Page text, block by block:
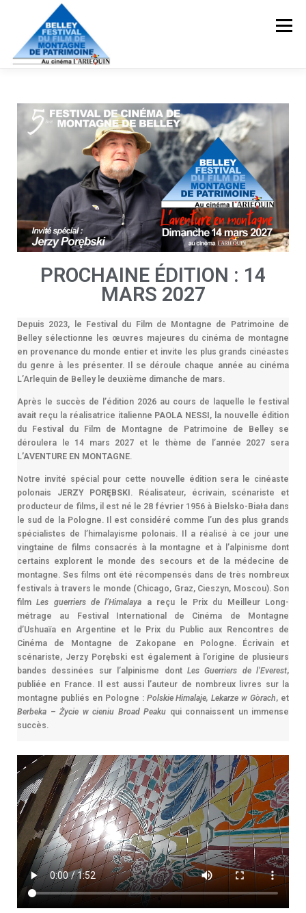
Menu
LES INVITÉS ARCHIVES LE CINÉMA L’ARLEQUIN
NOS PARTENAIRES CONTACT
PROCHAINE ÉDITION : 14
MARS 2027
Depuis 2023, le Festival du Film de Montagne de Patrimoine de
Belley sélectionne les œuvres majeures du cinéma de montagne
en provenance du monde entier et invite les plus grands cinéastes
du genre à les présenter. Il se déroule chaque année au cinéma
L’Arlequin de Belley le deuxième dimanche de mars.
Après le succès de l’édition 2026 au cours de laquelle le festival
avait reçu la réalisatrice italienne PAOLA NESSI, la nouvelle édition
du Festival du Film de Montagne de Patrimoine de Belley se
déroulera le 14 mars 2027 et le thème de l’année 2027 sera
L’AVENTURE EN MONTAGNE.
Notre invité spécial pour cette nouvelle édition sera le cinéaste
polonais JERZY PORĘBSKI. Réalisateur, écrivain, scénariste et
producteur de films, il est né le 28 février 1956 à Bielsko-Biała dans
le sud de la Pologne. Il est considéré comme l’un des plus grands
spécialistes de l’himalayisme polonais. Il a réalisé à ce jour une
vingtaine de films consacrés à la montagne et à l’alpinisme dont
certains explorent le monde des secours et de la médecine de
montagne. Ses films ont été récompensés dans de très nombreux
festivals à travers le monde (Chicago, Graz, Cieszyn, Moscou). Son
filmLes guerriers de l’Himalaya a reçu le Prix du Meilleur Long-
métrage au Festival International de Cinéma de Montagne
d’Ushuaïa en Argentine et le Prix du Public aux Rencontres de
Cinéma de Montagne de Zakopane en Pologne. Écrivain et
scénariste, Jerzy Porębski est également à l’origine de plusieurs
bandes dessinées sur l’alpinisme dontLes Guerriers de l’Everest,
publiée en France. Il est aussi l’auteur de nombreux livres sur la
montagne publiés en Pologne :Polskie Himalaje, Lekarze w Gòrach, et
Berbeka – Życie w cieniu Broad Peaku qui connaissent un immense
succès.